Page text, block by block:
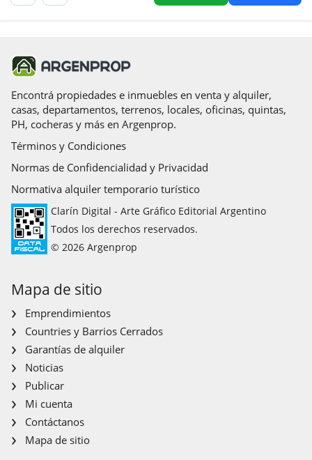
Encontrá propiedades e inmuebles en venta y alquiler,
casas, departamentos, terrenos, locales, oficinas, quintas,
PH, cocheras y más en Argenprop.
Términos y Condiciones
Normas de Confidencialidad y Privacidad
Normativa alquiler temporario turístico
Clarín Digital - Arte Gráfico Editorial Argentino
Todos los derechos reservados.
© 2026 Argenprop
Mapa de sitio
Emprendimientos
Countries y Barrios Cerrados
Garantías de alquiler
Noticias
Publicar
Mi cuenta
Contáctanos
Mapa de sitio